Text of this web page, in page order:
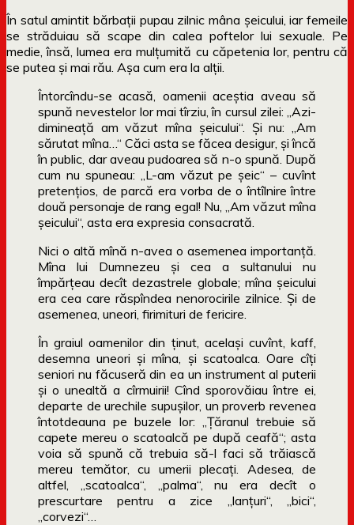
În satul amintit bărbații pupau zilnic mâna șeicului, iar femeile
se străduiau să scape din calea poftelor lui sexuale. Pe
medie, însă, lumea era mulțumită cu căpetenia lor, pentru că
se putea și mai rău. Așa cum era la alții.
Întorcîndu-se acasă, oamenii aceştia aveau să
spună nevestelor lor mai tîrziu, în cursul zilei: „Azi-
dimineaţă am văzut mîna şeicului“. Şi nu: „Am
sărutat mîna…“ Căci asta se făcea desigur, şi încă
în public, dar aveau pudoarea să n-o spună. După
cum nu spuneau: „L-am văzut pe şeic“ – cuvînt
pretenţios, de parcă era vorba de o întîlnire între
două personaje de rang egal! Nu, „Am văzut mîna
şeicului“, asta era expresia consacrată.
Nici o altă mînă n-avea o asemenea importanţă.
Mîna lui Dumnezeu şi cea a sultanului nu
împărţeau decît dezastrele globale; mîna şeicului
era cea care răspîndea nenorocirile zilnice. Şi de
asemenea, uneori, firimituri de fericire.
În graiul oamenilor din ţinut, acelaşi cuvînt, kaff,
desemna uneori şi mîna, şi scatoalca. Oare cîţi
seniori nu făcuseră din ea un instrument al puterii
şi o unealtă a cîrmuirii! Cînd sporovăiau între ei,
departe de urechile supuşilor, un proverb revenea
întotdeauna pe buzele lor: „Ţăranul trebuie să
capete mereu o scatoalcă pe după ceafă“; asta
voia să spună că trebuia să-l faci să trăiască
mereu temător, cu umerii plecaţi. Adesea, de
altfel, „scatoalca“, „palma“, nu era decît o
prescurtare pentru a zice „lanţuri“, „bici“,
„corvezi“…